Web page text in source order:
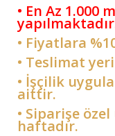
• En Az 1.000
• Fiyatlara
• Teslimat
• İşçilik
aittir.
• Siparişe
haftadır.